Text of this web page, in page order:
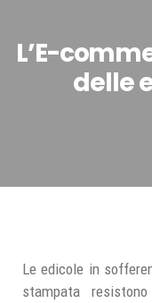
L’E-
delle
Le edicole in
stampata